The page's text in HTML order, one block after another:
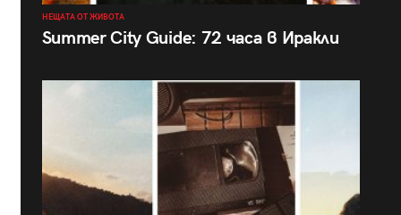
НЕЩАТА ОТ ЖИВОТА
Summer City Guide: 72 часа в Иракли